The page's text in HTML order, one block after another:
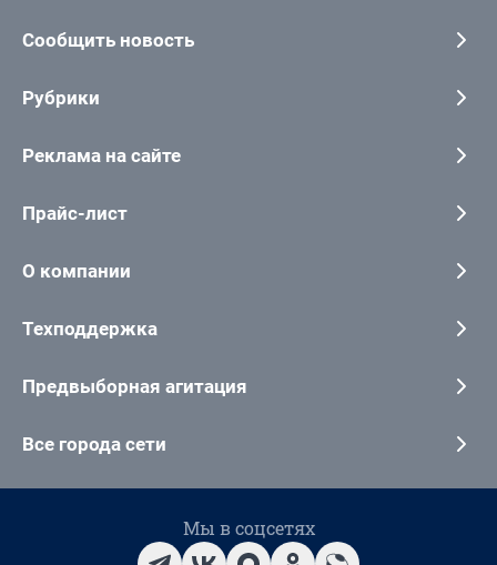
Сообщить новость
Рубрики
Реклама на сайте
Прайс-лист
О компании
Техподдержка
Предвыборная агитация
Все города сети
Мы в соцсетях